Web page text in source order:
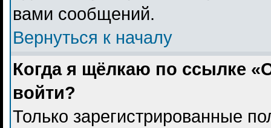
вами сообщений.
Вернуться к началу
Когда я щёлкаю по ссылке
войти?
Только зарегистрированные